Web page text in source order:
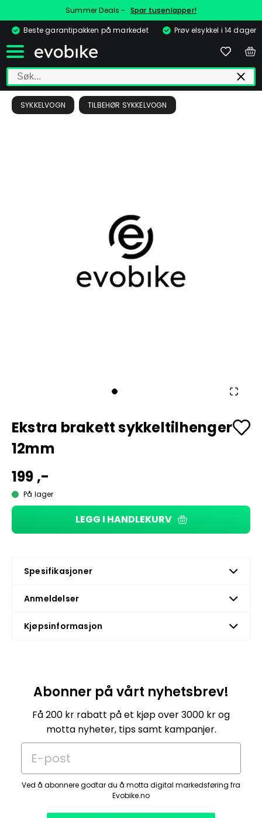
Summer Deals - Spar tusenlapper!
Beste garantipakken på markedet
Prøv elsykkel i 14 dager
SYKKELVOGN TILBEHØR SYKKELVOGN
Ekstra brakett sykkeltilhenger
12mm
199 ,-
På lager
LEGG I HANDLEKURV
Spesifikasjoner
Anmeldelser
Kjøpsinformasjon
Abonner på vårt nyhetsbrev!
Få 200 kr rabatt på et kjøp over 3000 kr og
motta nyheter, tips samt kampanjer.
E-post
Ved å abonnere godtar du å motta digital markedsføring fra
Evobike.no